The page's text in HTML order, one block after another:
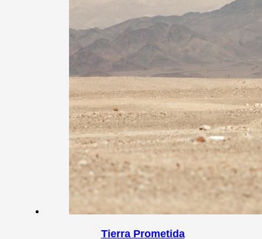
Tierra Prometida